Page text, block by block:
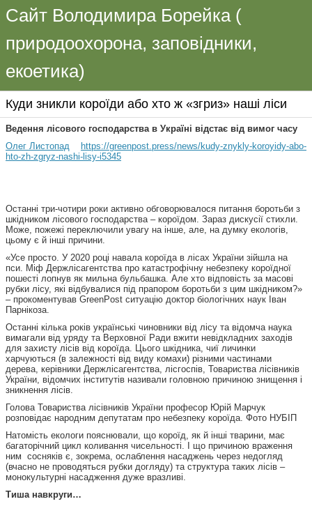
Сайт Володимира Борейка (
природоохорона, заповідники,
екоетика)
Куди зникли короїди або хто ж «згриз» наші ліси
Ведення лісового господарства в Україні відстає від вимог часу
Олег Листопад
https://greenpost.press/news/kudy-znykly-koroyidy-abo-
hto-zh-zgryz-nashi-lisy-i5345
Останні три-чотири роки активно обговорювалося питання боротьби з
шкідником лісового господарства – короїдом. Зараз дискусії стихли.
Може, пожежі переключили увагу на інше, але, на думку екологів,
цьому є й інші причини.
«Усе просто. У 2020 році навала короїда в лісах України зійшла на
пси. Міф Держлісагентства про катастрофічну небезпеку короїдної
пошесті лопнув як мильна бульбашка. Але хто відповість за масові
рубки лісу, які відбувалися під прапором боротьби з цим шкідником?»
– прокоментував GreenPost ситуацію доктор біологічних наук Іван
Парнікоза.
Останні кілька років українські чиновники від лісу та відомча наука
вимагали від уряду та Верховної Ради вжити невідкладних заходів
для захисту лісів від короїда. Цього шкідника, чиї личинки
харчуються (в залежності від виду комахи) різними частинами
дерева, керівники Держлісагентства, лісгоспів, Товариства лісівників
України, відомчих інститутів називали головною причиною знищення і
зникнення лісів.
Голова Товариства лісівників України професор Юрій Марчук
розповідає народним депутатам про небезпеку короїда. Фото НУБІП
Натомість екологи пояснювали, що короїд, як й інші тварини, має
багаторічний цикл коливання чисельності. І що причиною враження
ним сосняків є, зокрема, ослаблення насаджень через недогляд
(вчасно не проводяться рубки догляду) та структура таких лісів –
монокультурні насадження дуже вразливі.
Тиша навкруги…